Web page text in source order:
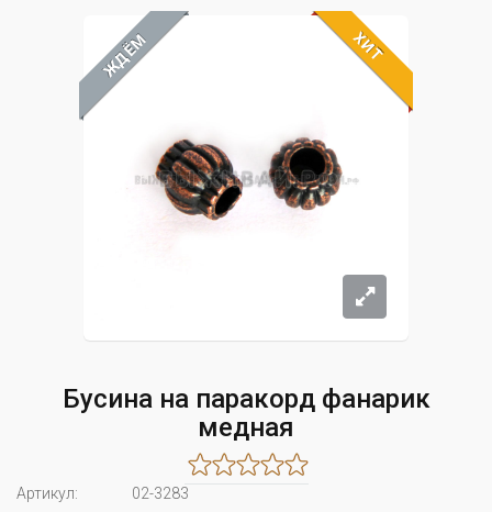
ЖДЁМ ХИТ
Бусина на паракорд фанарик
медная
Артикул:
02-3283